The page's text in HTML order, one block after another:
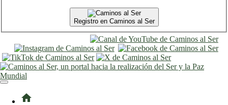
Registro en Caminos al Ser
home